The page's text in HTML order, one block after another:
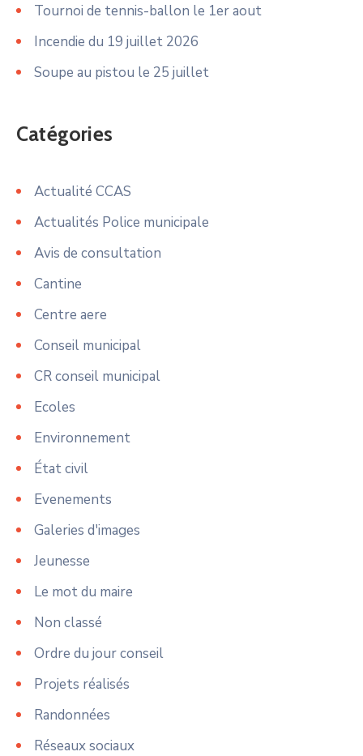
Tournoi de tennis-ballon le 1er aout
Incendie du 19 juillet 2026
Soupe au pistou le 25 juillet
Catégories
Actualité CCAS
Actualités Police municipale
Avis de consultation
Cantine
Centre aere
Conseil municipal
CR conseil municipal
Ecoles
Environnement
État civil
Evenements
Galeries d'images
Jeunesse
Le mot du maire
Non classé
Ordre du jour conseil
Projets réalisés
Randonnées
Réseaux sociaux